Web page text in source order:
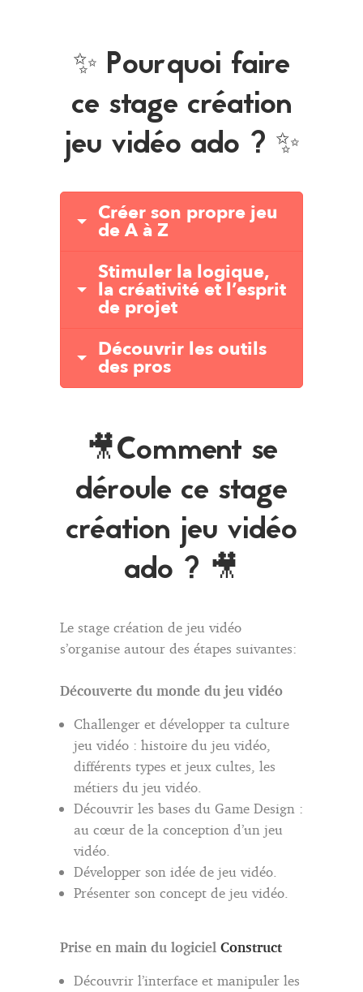
✨ Pourquoi faire
ce stage création
jeu vidéo ado ? ✨
Créer son propre jeu
de A à Z
Stimuler la logique,
la créativité et l’esprit
de projet
Découvrir les outils
des pros
🎥Comment se
déroule ce stage
création jeu vidéo
ado ? 🎥
Le stage création de jeu vidéo
s’organise autour des étapes suivantes:
Découverte du monde du jeu vidéo
Challenger et développer ta culture
jeu vidéo : histoire du jeu vidéo,
différents types et jeux cultes, les
métiers du jeu vidéo.
Découvrir les bases du Game Design :
au cœur de la conception d’un jeu
vidéo.
Développer son idée de jeu vidéo.
Présenter son concept de jeu vidéo.
Prise en main du logiciel Construct
Découvrir l’interface et manipuler les